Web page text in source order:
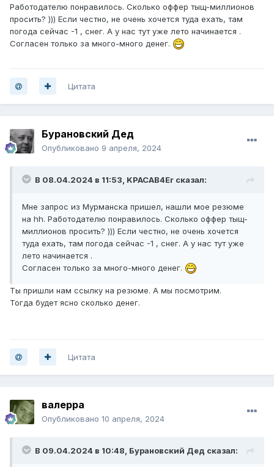
Работодателю понравилось. Сколько оффер тыщ-миллионов
просить? ))) Если честно, не очень хочется туда ехать, там
погода сейчас -1 , снег. А у нас тут уже лето начинается .
Согласен только за много-много денег.
Цитата
Бурановский Дед
Опубликовано 9 апреля, 2024
В 08.04.2024 в 11:53, KPACAB4Er сказал:
Мне запрос из Мурманска пришел, нашли мое резюме
на hh. Работодателю понравилось. Сколько оффер тыщ-
миллионов просить? ))) Если честно, не очень хочется
туда ехать, там погода сейчас -1 , снег. А у нас тут уже
лето начинается .
Согласен только за много-много денег.
Ты пришли нам ссылку на резюме. А мы посмотрим.
Тогда будет ясно сколько денег.
Цитата
валерра
Опубликовано 10 апреля, 2024
В 09.04.2024 в 10:48, Бурановский Дед сказал: